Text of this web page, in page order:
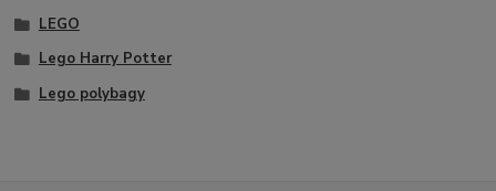
LEGO
Lego Harry Potter
Lego polybagy